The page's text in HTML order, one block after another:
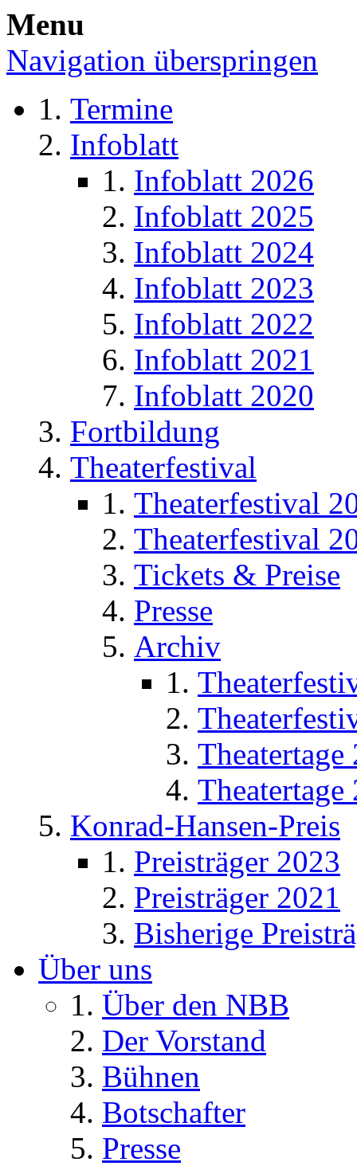
Menu
Navigation überspringen
Termine
Infoblatt
Infoblatt 2026
Infoblatt 2025
Infoblatt 2024
Infoblatt 2023
Infoblatt 2022
Infoblatt 2021
Infoblatt 2020
Fortbildung
Theaterfestival
Theaterfestival
Theaterfestival
Tickets & Preise
Presse
Archiv
Theatertage
Theatertage
Konrad-Hansen-Preis
Preisträger 2023
Preisträger 2021
Bisherige
Über uns
Über den NBB
Der Vorstand
Bühnen
Botschafter
Presse